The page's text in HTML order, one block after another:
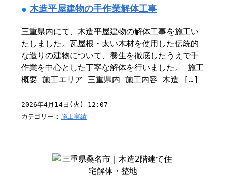
木造平屋建物の手作業解体工事
三重県内にて、木造平屋建物の解体工事を施工い
たしました。瓦屋根・太い木材を使用した伝統的
な造りの建物について、養生を徹底したうえで手
作業を中心とした丁寧な解体を行いました。 施工
概要 施工エリア 三重県内 施工内容 木造 […]
2026年4月14日(火) 12:07
カテゴリー：施工実績